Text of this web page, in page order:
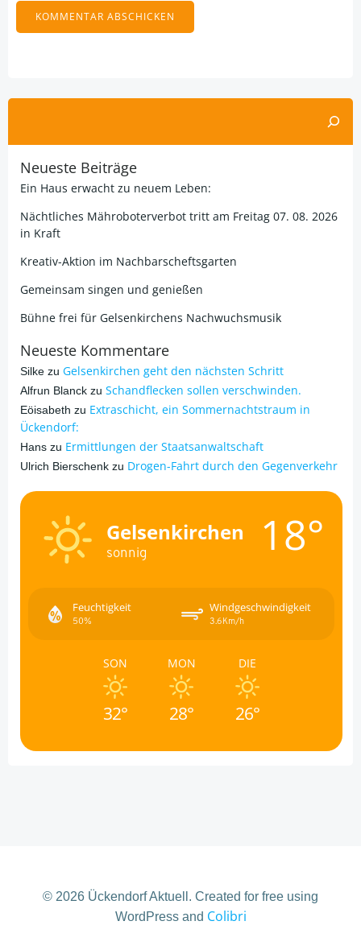
Neueste Beiträge
Ein Haus erwacht zu neuem Leben:
Nächtliches Mähroboterverbot tritt am Freitag 07. 08. 2026
in Kraft
Kreativ-Aktion im Nachbarscheftsgarten
Gemeinsam singen und genießen
Bühne frei für Gelsenkirchens Nachwuchsmusik
Neueste Kommentare
Silke zu Gelsenkirchen geht den nächsten Schritt
Alfrun Blanck zu Schandflecken sollen verschwinden.
Eöisabeth zu Extraschicht, ein Sommernachtstraum in
Ückendorf:
Hans zu Ermittlungen der Staatsanwaltschaft
Ulrich Bierschenk zu Drogen-Fahrt durch den Gegenverkehr
Gelsenkirchen
sonnig 18°
Feuchtigkeit
50%
Windgeschwindigkeit
3.6Km/h
SON
32°
MON
28°
DIE
26°
© 2026 Ückendorf Aktuell. Created for free using
WordPress and Colibri